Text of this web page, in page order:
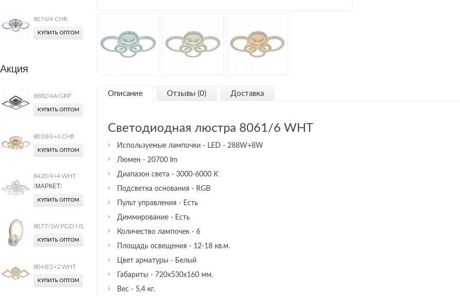
8076/4 CHR
КУПИТЬ ОПТОМ
Акция
8882/4A GRP
КУПИТЬ ОПТОМ
8038/4+4 CHR
КУПИТЬ ОПТОМ
8420/4+4 WHT
(МАРКЕТ)
КУПИТЬ ОПТОМ
8077/1W PGD NS
КУПИТЬ ОПТОМ
8048/2+2 WHT
КУПИТЬ ОПТОМ
Описание Отзывы (0) Доставка
Светодиодная люстра 8061/6 WHT
Используемые лампочки - LED - 288W+8W
Люмен - 20700 lm
Диапазон света - 3000-6000 K
Подсветка основания - RGB
Пульт управления - Есть
Диммирование - Есть
Количество лампочек - 6
Площадь освещения - 12-18 кв.м.
Цвет арматуры - Белый
Габариты - 720х530х160 мм.
Вес - 5,4 кг.